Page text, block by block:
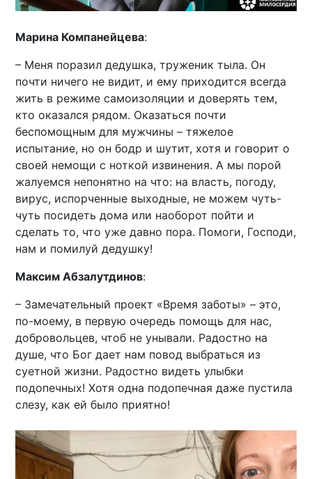
Марина Компанейцева:
– Меня поразил дедушка, труженик тыла. Он
почти ничего не видит, и ему приходится всегда
жить в режиме самоизоляции и доверять тем,
кто оказался рядом. Оказаться почти
беспомощным для мужчины – тяжелое
испытание, но он бодр и шутит, хотя и говорит о
своей немощи с ноткой извинения. А мы порой
жалуемся непонятно на что: на власть, погоду,
вирус, испорченные выходные, не можем чуть-
чуть посидеть дома или наоборот пойти и
сделать то, что уже давно пора. Помоги, Господи,
нам и помилуй дедушку!
Максим Абзалутдинов:
– Замечательный проект «Время заботы» – это,
по-моему, в первую очередь помощь для нас,
добровольцев, чтоб не унывали. Радостно на
душе, что Бог дает нам повод выбраться из
суетной жизни. Радостно видеть улыбки
подопечных! Хотя одна подопечная даже пустила
слезу, как ей было приятно!